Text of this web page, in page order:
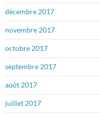
décembre 2017
novembre 2017
octobre 2017
septembre 2017
août 2017
juillet 2017